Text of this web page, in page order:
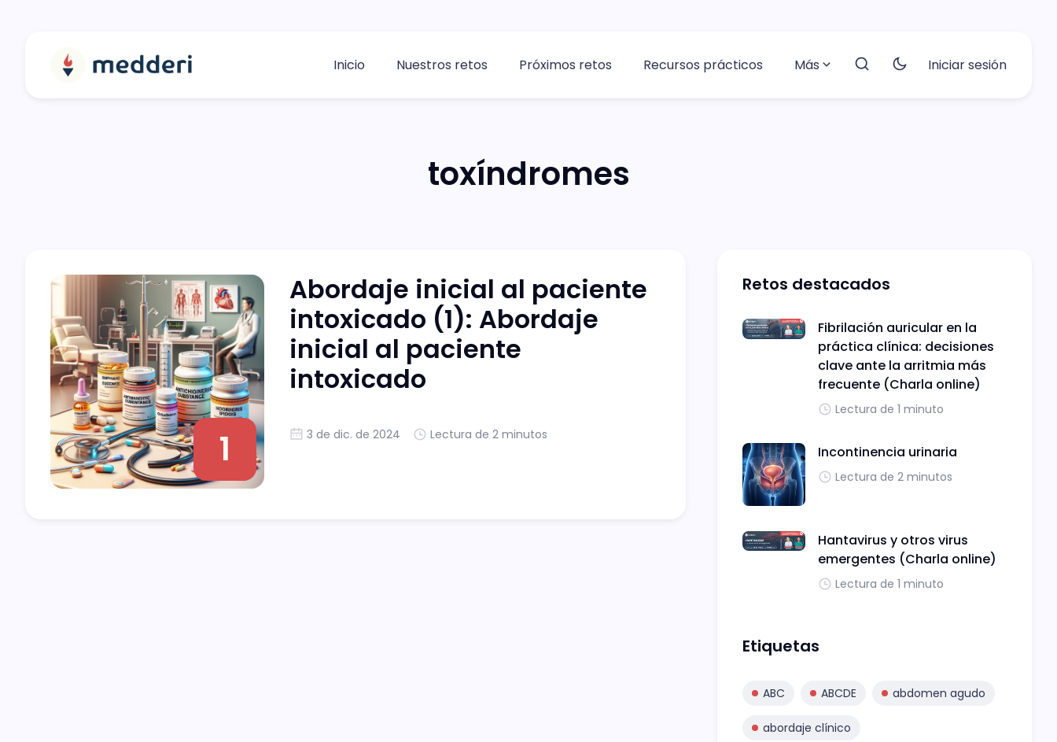
Inicio Nuestros retos Próximos retos Recursos prácticos Más Iniciar sesión
toxíndromes
1
Abordaje inicial al paciente
intoxicado (1): Abordaje
inicial al paciente
intoxicado
3 de dic. de 2024 Lectura de 2 minutos
Retos destacados
Fibrilación auricular en la
práctica clínica: decisiones
clave ante la arritmia más
frecuente (Charla online)
Lectura de 1 minuto
Incontinencia urinaria
Lectura de 2 minutos
Hantavirus y otros virus
emergentes (Charla online)
Lectura de 1 minuto
Etiquetas
ABC ABCDE abdomen agudo
abordaje clínico